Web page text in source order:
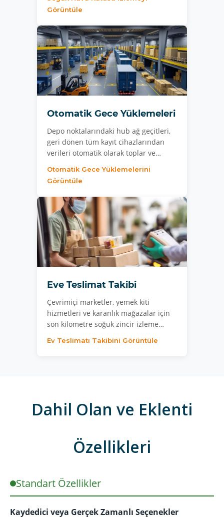
Görüntüle
Otomatik Gece Yüklemeleri
Depo noktalarındaki hub ağ geçitleri,
geri dönen tüm kayıt cihazlarından
verileri otomatik olarak toplar ve…
Otomatik Gece Yüklemelerini
Görüntüle
Eve Teslimat Takibi
Çevrimiçi marketler, yemek kiti
hizmetleri ve karanlık mağazalar için
son kilometre soğuk zincir izleme…
Ev Teslimatı Takibini Görüntüle
Dahil Olan ve Eklenti
Özellikleri
Standart Özellikler
Kaydedici veya Gerçek Zamanlı Seçenekler